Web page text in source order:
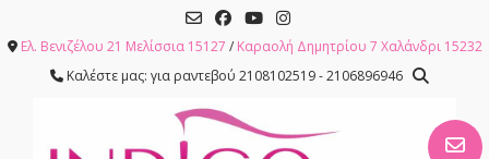
content
Ελ. Βενιζέλου 21 Μελίσσια 15127 / Καραολή Δημητρίου 7 Χαλάνδρι 15232
Καλέστε μας: για ραντεβού 2108102519 - 2106896946